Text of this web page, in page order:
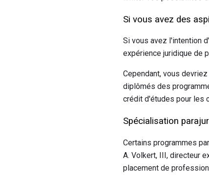
Si vous avez des
Si vous avez l'intention
expérience juridique de
Cependant, vous
diplômés des
crédit d'études pour les
Spécialisation
Certains programmes
A. Volkert, III, directeur
placement de